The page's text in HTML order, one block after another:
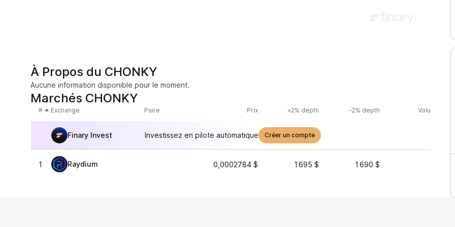
À Propos du CHONKY
Aucune information disponible pour le moment.
Marchés CHONKY
# Exchange Paire Prix +2% depth -2% depth Volume
Finary Invest Investissez en pilote automatique Créer un compte
1 Raydium 0,0002784 $ 1 695 $ 1 690 $